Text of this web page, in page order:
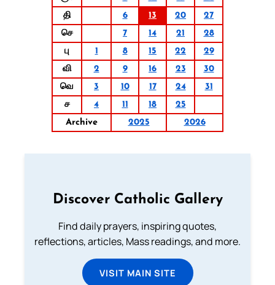
தி
6 13 20
27
செ
7 14 21
28
பு
1 8 15 22
29
வி
2 9 16 23
30
வெ
3 10 17 24
31
ச
4 11 18
25
Archive
2025 2026
Discover Catholic Gallery
Find daily prayers, inspiring quotes,
reflections, articles, Mass readings, and more.
VISIT MAIN SITE